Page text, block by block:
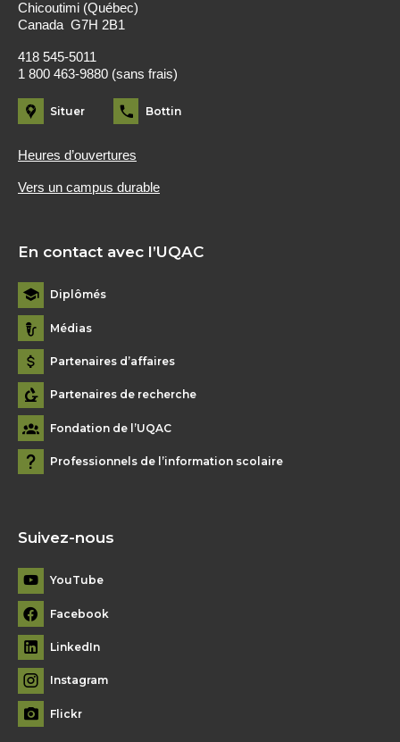
Chicoutimi (Québec)
Canada G7H 2B1
418 545-5011
1 800 463-9880 (sans frais)
Situer Bottin
Heures d’ouvertures
Vers un campus durable
En contact avec l’UQAC
Diplômés
Médias
Partenaires d’affaires
Partenaires de recherche
Fondation de l’UQAC
Professionnels de l’information scolaire
Suivez-nous
YouTube
Facebook
LinkedIn
Instagram
Flickr